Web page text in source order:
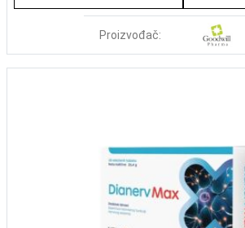
Proizvođač: